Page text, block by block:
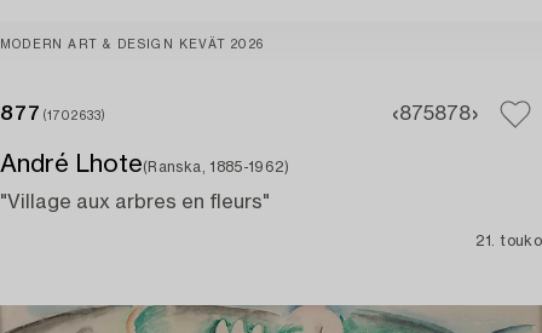
MODERN ART & DESIGN KEVÄT 2026
877 (1702633) 875878
André Lhote(Ranska, 1885-1962)
"Village aux arbres en fleurs"
21. touko